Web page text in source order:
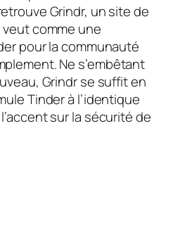
Grindr, un site de
comme une
pour la communauté
Ne s’embêtant
Grindr se suffit en
Tinder à l’identique
sur la sécurité de